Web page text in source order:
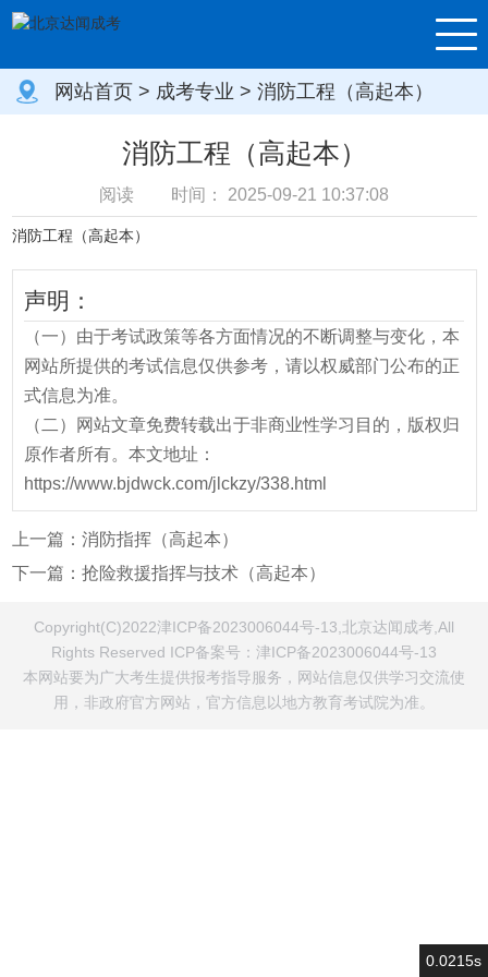
网站首页 > 成考专业 > 消防工程（高起本）
消防工程（高起本）
阅读 时间： 2025-09-21 10:37:08
消防工程（高起本）
声明：
（一）由于考试政策等各方面情况的不断调整与变化，本
网站所提供的考试信息仅供参考，请以权威部门公布的正
式信息为准。
（二）网站文章免费转载出于非商业性学习目的，版权归
原作者所有。本文地址：
https://www.bjdwck.com/jlckzy/338.html
上一篇： 消防指挥（高起本）
下一篇： 抢险救援指挥与技术（高起本）
Copyright(C)2022津ICP备2023006044号-13,北京达闻成考,All
Rights Reserved ICP备案号： 津ICP备2023006044号-13
本网站要为广大考生提供报考指导服务，网站信息仅供学习交流使
用，非政府官方网站，官方信息以地方教育考试院为准。
0.0215s